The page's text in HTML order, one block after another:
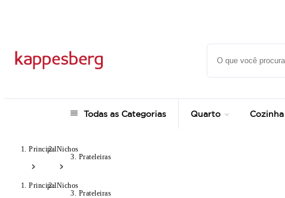
Todas as Categorias Quarto Cozinha
PrincipalNichos
Prateleiras
PrincipalNichos
Prateleiras